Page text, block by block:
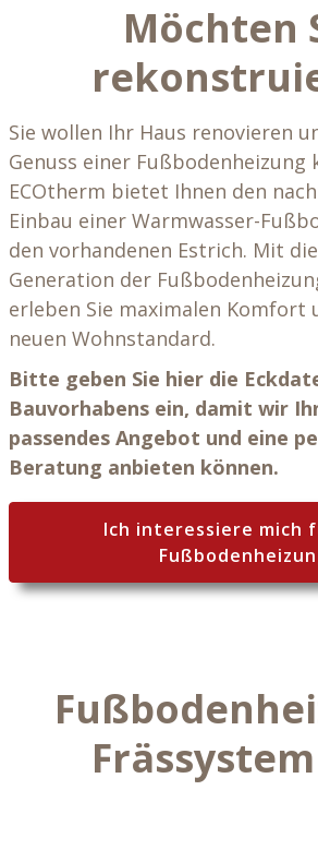
Möchten
Sie wollen Ihr Haus renovieren
Genuss einer Fußbodenheizung
ECOtherm bietet Ihnen den
Einbau einer Warmwasser-
den vorhandenen Estrich. Mit
Generation der
erleben Sie maximalen Komfort
neuen Wohnstandard.
Bitte geben Sie hier die
Bauvorhabens ein, damit wir
passendes Angebot und eine
Beratung anbieten können.
Ich interessiere mich